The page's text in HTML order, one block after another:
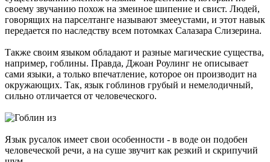
своему звучанию похож на змеиное шипение и свист. Людей,
говорящих на парселтанге называют змееустами, и этот навык
передается по наследству всем потомках Салазара Слизерина.
Также своим языком обладают и разные магические существа,
например, гоблины. Правда, Джоан Роулинг не описывает
сами языки, а только впечатление, которое он производит на
окружающих. Так, язык гоблинов грубый и немелодичный,
сильно отличается от человеческого.
Язык русалок имеет свои особенности - в воде он подобен
человеческой речи, а на суше звучит как резкий и скрипучий